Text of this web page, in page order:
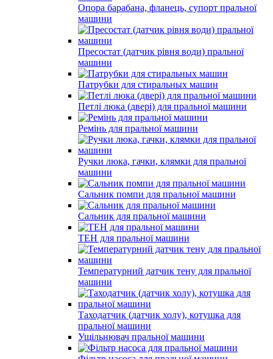
Опора барабана, фланець, супорт пральної
машини
Пресостат (датчик рівня води) пральної
машини
Патрубки для стиральных машин
Петлі люка (двері) для пральної машини
Ремінь для пральної машини
Ручки люка, гачки, клямки для пральної
машини
Сальник помпи для пральної машини
Сальник для пральної машини
ТЕН для пральної машини
Температурний датчик тену для пральної
машини
Таходатчик (датчик холу), котушка для
пральної машини
Ущільнювач пральної машини